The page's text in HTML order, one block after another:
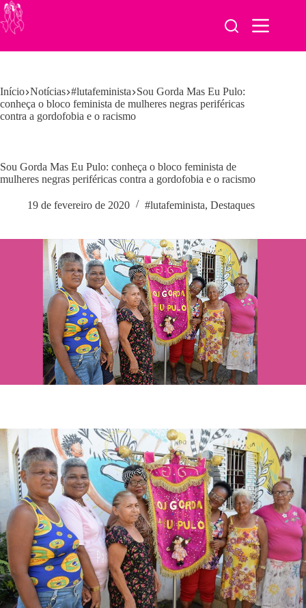
Pular
para
o
Início Notícias #lutafeminista Sou Gorda Mas Eu Pulo:
conheça o bloco feminista de mulheres negras periféricas
contra a gordofobia e o racismo
Sou Gorda Mas Eu Pulo: conheça o bloco feminista de
mulheres negras periféricas contra a gordofobia e o racismo
19 de fevereiro de 2020 #lutafeminista, Destaques